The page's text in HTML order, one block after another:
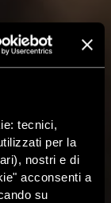
tecnici,
per la
nostri e di
acconsenti a
su